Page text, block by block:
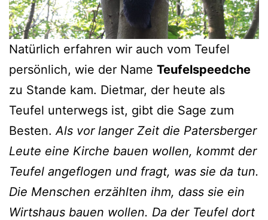
Natürlich erfahren wir auch vom Teufel
persönlich, wie der Name Teufelspeedche
zu Stande kam. Dietmar, der heute als
Teufel unterwegs ist, gibt die Sage zum
Besten. Als vor langer Zeit die Patersberger
Leute eine Kirche bauen wollen, kommt der
Teufel angeflogen und fragt, was sie da tun.
Die Menschen erzählten ihm, dass sie ein
Wirtshaus bauen wollen. Da der Teufel dort